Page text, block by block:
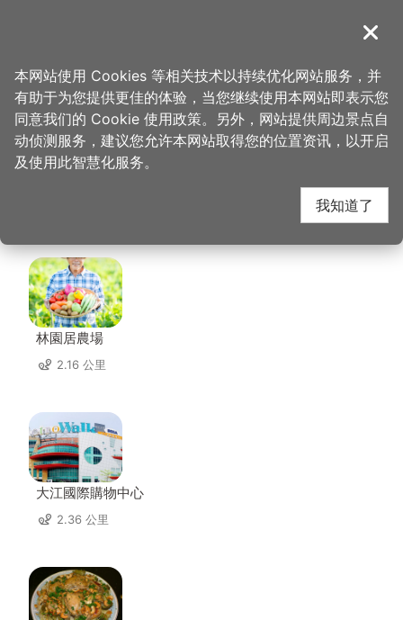
導覽
首页 > 想去的地方 > 住宿 > 和逸饭店桃园青埔馆
和逸饭店桃园青埔馆 周
边店家
林園居農場
2.16 公里
大江國際購物中心
2.36 公里
关闭
本网站使用 Cookies 等相关技术以持续优化网站服务，并
有助于为您提供更佳的体验，当您继续使用本网站即表示您
同意我们的 Cookie 使用政策。另外，网站提供周边景点自
动侦测服务，建议您允许本网站取得您的位置资讯，以开启
及使用此智慧化服务。
我知道了